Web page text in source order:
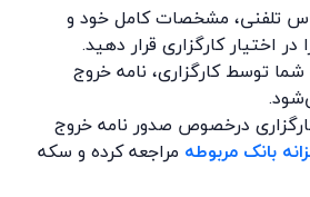
تلفنی، مشخصات کامل خود و
اختیار کارگزاری قرار دهید.
توسط کارگزاری، نامه خروج
درخصوص صدور نامه خروج
بانک مربوطه مراجعه کرده و سکه